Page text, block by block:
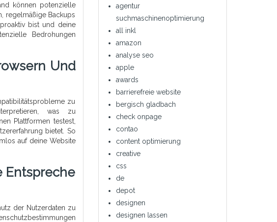
können potenzielle
regelmäßige Backups
bist und deine
Bedrohungen
Und
zu
was zu
Plattformen testest,
bietet. So
auf deine Website
Entspreche
der Nutzerdaten zu
agentur
suchmaschinenoptimierung
all inkl
amazon
analyse seo
apple
awards
barrierefreie website
bergisch gladbach
check onpage
contao
content optimierung
creative
css
de
depot
designen
designen lassen